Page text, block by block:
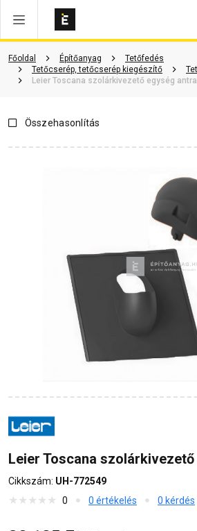
Főoldal Építőanyag
Tetőfedés
Tetőcserép, tetőcserép kiegészítő
Leier Toscana szolárkivezető egység
Vásárlói vélemények Kérdések és
Összehasonlítás
Leier Toscana
Cikkszám: UH-772549
0
0 értékelés 0 kérdés